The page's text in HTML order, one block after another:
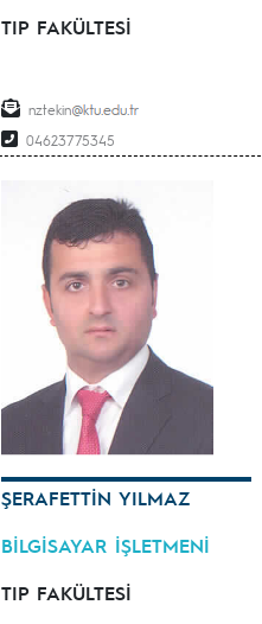
TIP FAKÜLTESİ
nztekin
04623775345
ŞERAFETTİN YILMAZ
BİLGİSAYAR İŞLETMENİ
TIP FAKÜLTESİ